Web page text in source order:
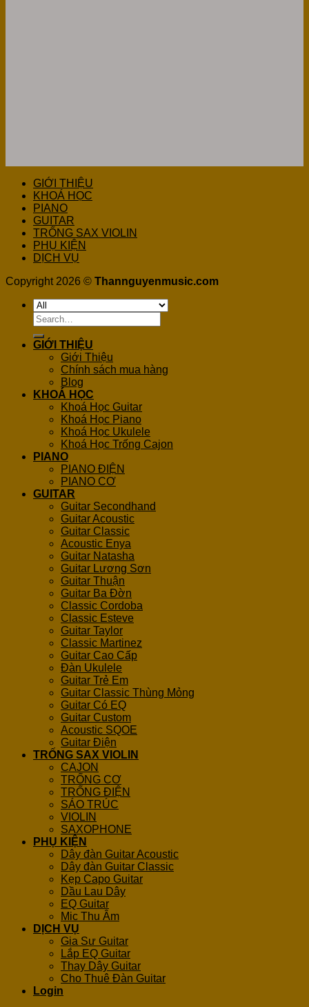
GIỚI THIỆU
KHOÁ HỌC
PIANO
GUITAR
TRỐNG SAX VIOLIN
PHỤ KIỆN
DỊCH VỤ
Copyright 2026 © Thannguyenmusic.com
Search
for:
GIỚI THIỆU
Giới Thiệu
Chính sách mua hàng
Blog
KHOÁ HỌC
Khoá Học Guitar
Khoá Học Piano
Khoá Học Ukulele
Khoá Học Trống Cajon
PIANO
PIANO ĐIỆN
PIANO CƠ
GUITAR
Guitar Secondhand
Guitar Acoustic
Guitar Classic
Acoustic Enya
Guitar Natasha
Guitar Lương Sơn
Guitar Thuận
Guitar Ba Đờn
Classic Cordoba
Classic Esteve
Guitar Taylor
Classic Martinez
Guitar Cao Cấp
Đàn Ukulele
Guitar Trẻ Em
Guitar Classic Thùng Mỏng
Guitar Có EQ
Guitar Custom
Acoustic SQOE
Guitar Điện
TRỐNG SAX VIOLIN
CAJON
TRỐNG CƠ
TRỐNG ĐIỆN
SÁO TRÚC
VIOLIN
SAXOPHONE
PHỤ KIỆN
Dây đàn Guitar Acoustic
Dây đàn Guitar Classic
Kẹp Capo Guitar
Dầu Lau Dây
EQ Guitar
Mic Thu Âm
DỊCH VỤ
Gia Sư Guitar
Lắp EQ Guitar
Thay Dây Guitar
Cho Thuê Đàn Guitar
Login